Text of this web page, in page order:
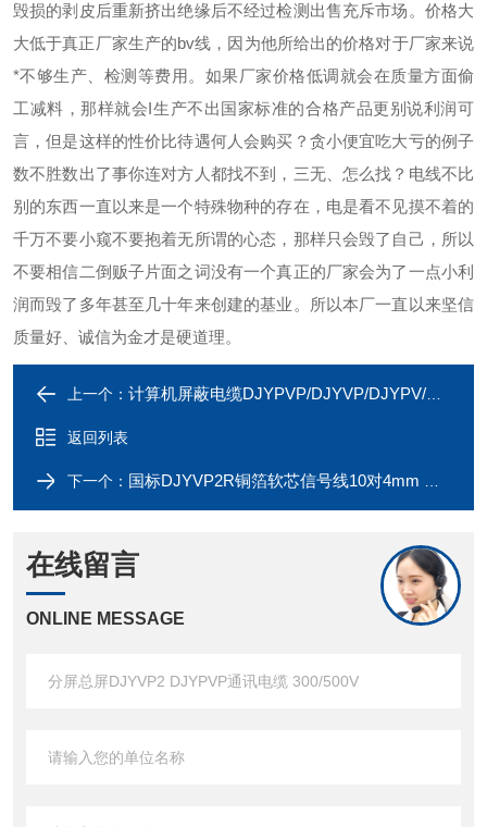
毁损的剥皮后重新挤出绝缘后不经过检测出售充斥市场。价格大
大低于真正厂家生产的bv线，因为他所给出的价格对于厂家来说
*不够生产、检测等费用。如果厂家价格低调就会在质量方面偷
工减料，那样就会I生产不出国家标准的合格产品更别说利润可
言，但是这样的性价比待遇何人会购买？贪小便宜吃大亏的例子
数不胜数出了事你连对方人都找不到，三无、怎么找？电线不比
别的东西一直以来是一个特殊物种的存在，电是看不见摸不着的
千万不要小窥不要抱着无所谓的心态，那样只会毁了自己，所以
不要相信二倒贩子片面之词没有一个真正的厂家会为了一点小利
润而毁了多年甚至几十年来创建的基业。所以本厂一直以来坚信
质量好、诚信为金才是硬道理。
上一个： 计算机屏蔽电缆DJYPVP/DJYVP/DJYPV/DJYPVRP
返回列表
下一个： 国标DJYVP2R铜箔软芯信号线10对4mm 新价
在线留言
ONLINE MESSAGE